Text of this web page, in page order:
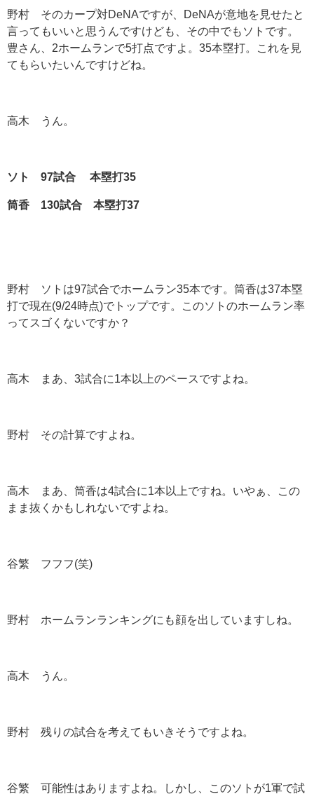
野村 そのカープ対DeNAですが、DeNAが意地を見せたと
言ってもいいと思うんですけども、その中でもソトです。
豊さん、2ホームランで5打点ですよ。35本塁打。これを見
てもらいたいんですけどね。
高木 うん。
ソト 97試合 本塁打35
筒香 130試合 本塁打37
野村 ソトは97試合でホームラン35本です。筒香は37本塁
打で現在(9/24時点)でトップです。このソトのホームラン率
ってスゴくないですか？
高木 まあ、3試合に1本以上のペースですよね。
野村 その計算ですよね。
高木 まあ、筒香は4試合に1本以上ですね。いやぁ、この
まま抜くかもしれないですよね。
谷繁 フフフ(笑)
野村 ホームランランキングにも顔を出していますしね。
高木 うん。
野村 残りの試合を考えてもいきそうですよね。
谷繁 可能性はありますよね。しかし、このソトが1軍で試